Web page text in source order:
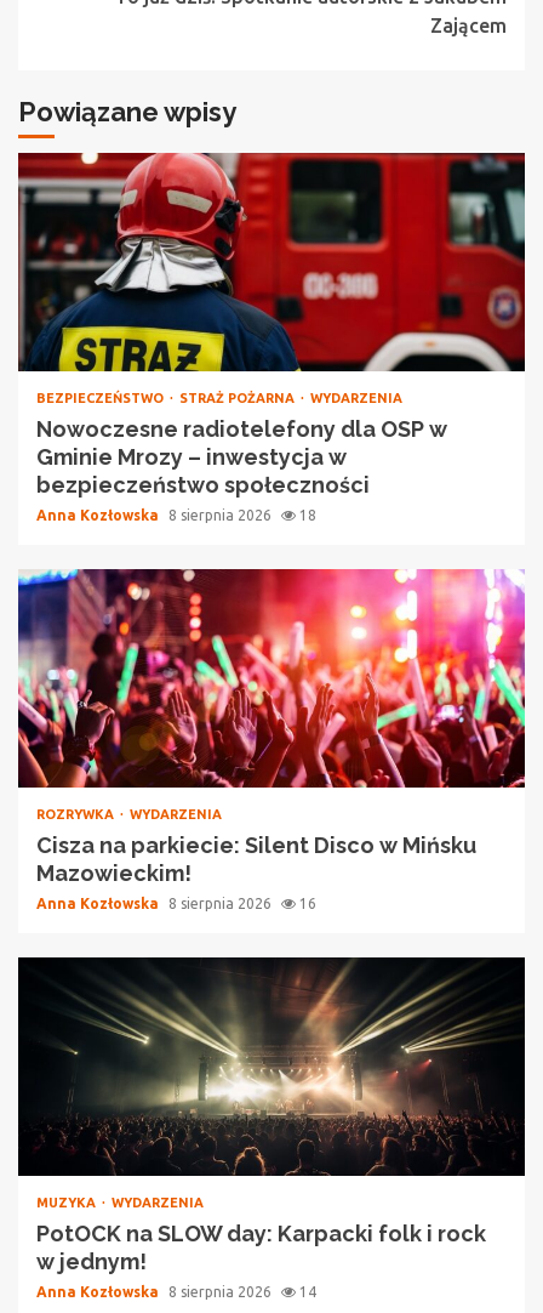
Zającem
Powiązane wpisy
BEZPIECZEŃSTWO STRAŻ POŻARNA WYDARZENIA
Nowoczesne radiotelefony dla OSP w
Gminie Mrozy – inwestycja w
bezpieczeństwo społeczności
Anna Kozłowska 8 sierpnia 2026 18
ROZRYWKA WYDARZENIA
Cisza na parkiecie: Silent Disco w Mińsku
Mazowieckim!
Anna Kozłowska 8 sierpnia 2026 16
MUZYKA WYDARZENIA
PotOCK na SLOW day: Karpacki folk i rock
w jednym!
Anna Kozłowska 8 sierpnia 2026 14